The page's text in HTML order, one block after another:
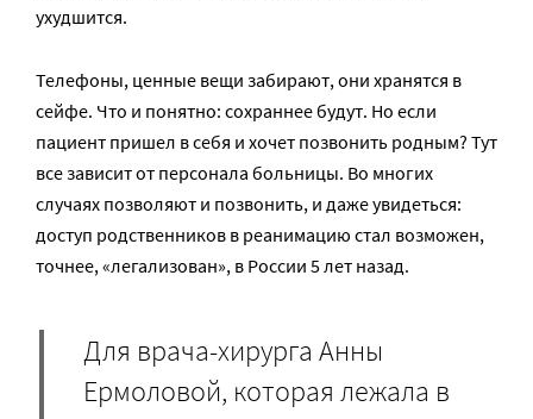
ухудшится.
Телефоны, ценные вещи забирают, они хранятся в
сейфе. Что и понятно: сохраннее будут. Но если
пациент пришел в себя и хочет позвонить родным? Тут
все зависит от персонала больницы. Во многих
случаях позволяют и позвонить, и даже увидеться:
доступ родственников в реанимацию стал возможен,
точнее, «легализован», в России 5 лет назад.
Для врача-хирурга Анны
Ермоловой, которая лежала в